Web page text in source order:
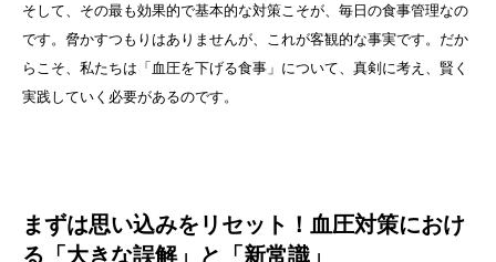
そして、その最も効果的で基本的な対策こそが、毎日の食事管理なの
です。脅かすつもりはありませんが、これが客観的な事実です。だか
らこそ、私たちは「血圧を下げる食事」について、真剣に考え、賢く
実践していく必要があるのです。
まずは思い込みをリセット！血圧対策におけ
る「大きな誤解」と「新常識」